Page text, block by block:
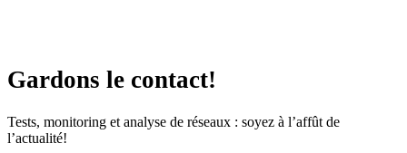
Gardons le contact!
Tests, monitoring et analyse de réseaux : soyez à l’affût de
l’actualité!